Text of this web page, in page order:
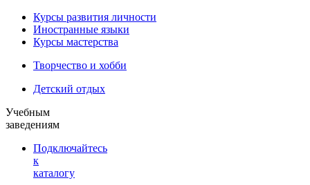
Курсы развития личности
Иностранные языки
Курсы мастерства
Творчество и хобби
Детский отдых
Учебным
заведениям
Подключайтесь
к
каталогу